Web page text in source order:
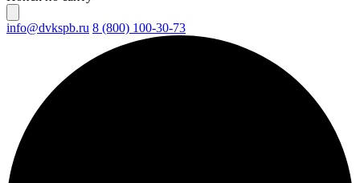
info@dvkspb.ru 8 (800) 100-30-73